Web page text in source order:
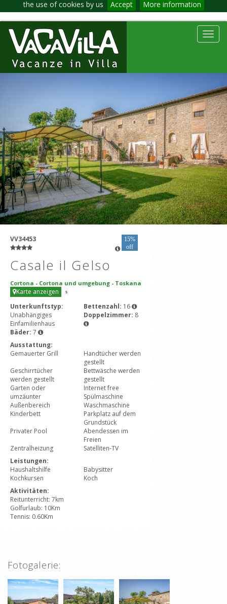
the use of cookies by us Accept More information
VV34453
15%
off
Casale il Gelso
Cortona - Cortona und umgebung - Toskana
Karte anzeigen 5
Unterkunftstyp:
Unabhängiges
Einfamilienhaus
Bettenzahl: 16
Doppelzimmer: 8
Bäder: 7
Ausstattung:
Gemauerter Grill
Handtücher werden
gestellt
Geschirrtücher
werden gestellt
Bettwäsche werden
gestellt
Garten oder
umzäunter
Außenbereich
Internet free
Spülmaschine
Waschmaschine
Kinderbett
Parkplatz auf dem
Grundstück
Privater Pool
Abendessen im
Freien
Zentralheizung
Satelliten-TV
Leistungen:
Haushaltshilfe
Babysitter
Kochkursen
Koch
Aktivitäten:
Reitunterricht: 7km
Golfurlaub: 10Km
Tennis: 0.60Km
Fotogalerie: